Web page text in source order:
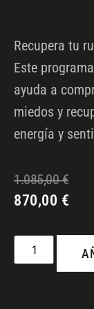
Recupera tu
Este
ayuda a
miedos y
energía y
1.085,00€
870,00 €